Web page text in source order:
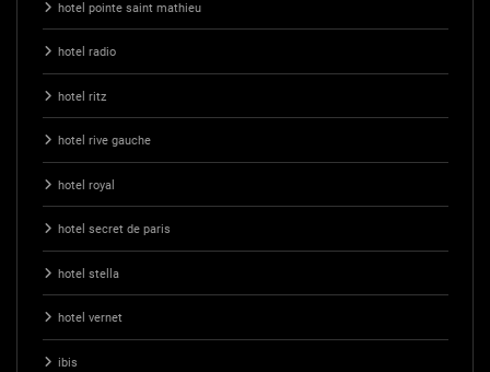
hotel pointe saint mathieu
hotel radio
hotel ritz
hotel rive gauche
hotel royal
hotel secret de paris
hotel stella
hotel vernet
ibis